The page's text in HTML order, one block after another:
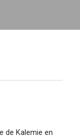
de Kalemie en